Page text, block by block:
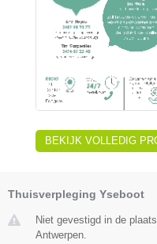
BEKIJK VOLLEDIG
Thuisverpleging Yseboot
Niet gevestigd in de
Antwerpen.